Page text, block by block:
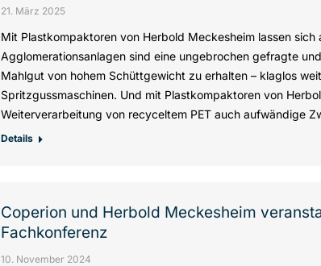
21. März 2025
Mit Plastkompaktoren von Herbold Meckesheim lassen
Agglomerationsanlagen sind eine ungebrochen gefragte
Mahlgut von hohem Schüttgewicht zu erhalten – klaglos
Spritzgussmaschinen. Und mit Plastkompaktoren von
Weiterverarbeitung von recyceltem PET auch aufwändige
Details
Coperion und Herbold Meckesheim
Fachkonferenz
10. November 2024